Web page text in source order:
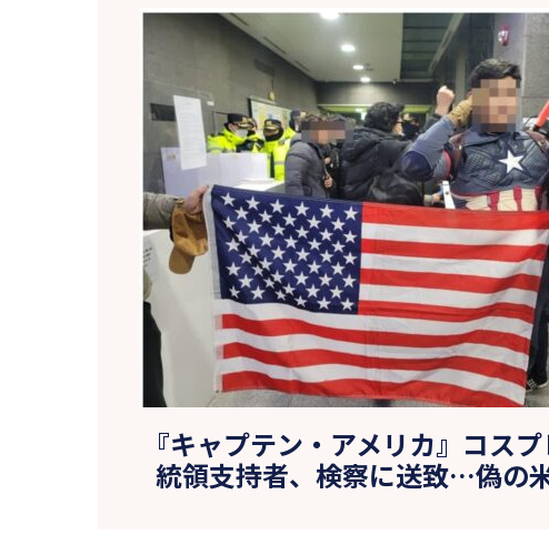
『キャプテン・アメリカ』コス
統領支持者、検察に送致…偽の